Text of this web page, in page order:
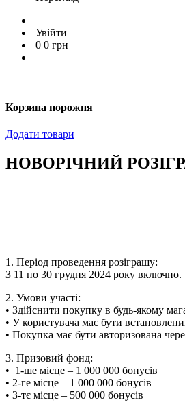
Увійти
0 0 грн
Корзина порожня
Додати товари
НОВОРІЧНИЙ
1. Період проведення розіграшу:
З 11 по 30 грудня 2024 року включно.
2. Умови участі:
• Здійснити покупку в будь-якому
• У користувача має бути
• Покупка має бути авторизована
3. Призовий фонд:
• 1-ше місце – 1 000 000 бонусів
• 2-ге місце – 1 000 000 бонусів
• 3-тє місце – 500 000 бонусів